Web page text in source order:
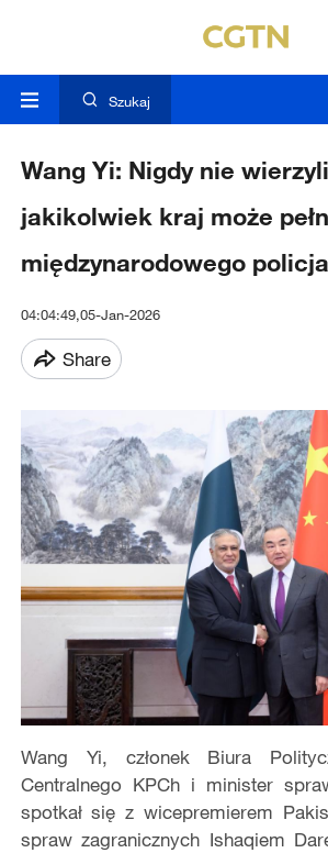
Szukaj
Wang Yi: Nigdy nie
jakikolwiek kraj może
międzynarodowego
04:04:49,05-Jan-2026
Share
Wang Yi, członek Biura
Centralnego KPCh i minister
spotkał się z wicepremierem
spraw zagranicznych Ishaqiem